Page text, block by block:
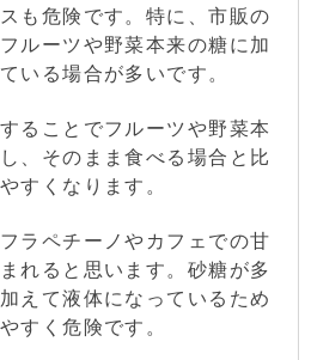
も危険です。特に、市販の
ルーツや野菜本来の糖に加
いる場合が多いです。
ることでフルーツや野菜本
、そのまま食べる場合と比
すくなります。
ラペチーノやカフェでの甘
れると思います。砂糖が多
えて液体になっているため
すく危険です。